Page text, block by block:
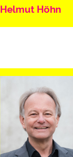
Helmut Höhn